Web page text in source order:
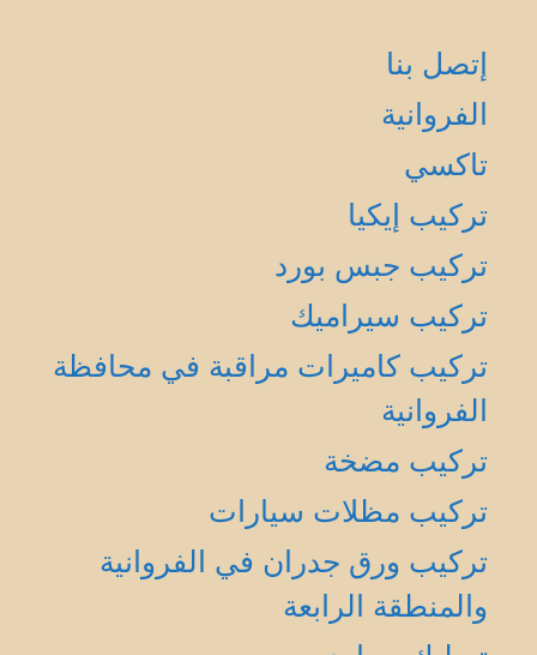
إتصل بنا
الفروانية
تاكسي
تركيب إيكيا
تركيب جبس بورد
تركيب سيراميك
تركيب كاميرات مراقبة في محافظة
الفروانية
تركيب مضخة
تركيب مظلات سيارات
تركيب ورق جدران في الفروانية
والمنطقة الرابعة